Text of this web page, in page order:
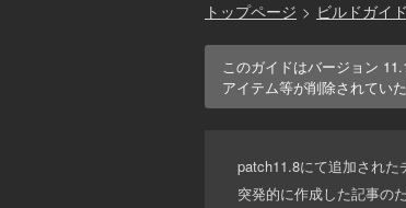
トップページ > ビルドガイ
このガイドはバージョン
アイテム等が削除されてい
patch11.8にて追加され
突発的に作成した記事の